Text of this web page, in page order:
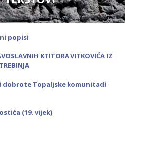
popisi
KTITORA VITKOVIĆA IZ
dobrote Topaljske komunitadi
(19. vijek)